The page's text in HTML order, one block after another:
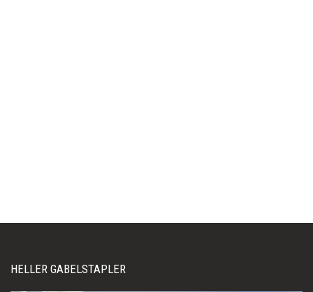
HELLER GABELSTAPLER